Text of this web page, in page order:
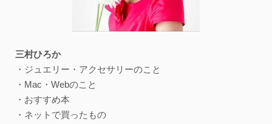
三村ひろか
・ジュエリー・アクセサリーのこと
・Mac・Webのこと
・おすすめ本
・ネットで買ったもの